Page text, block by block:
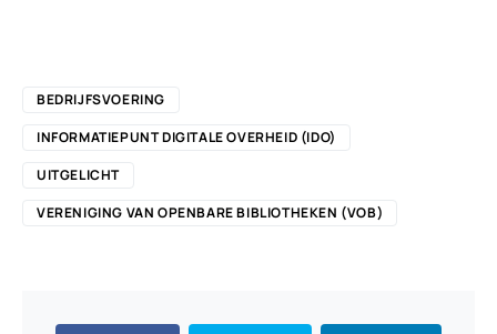
BEDRIJFSVOERING
INFORMATIEPUNT DIGITALE OVERHEID (IDO)
UITGELICHT
VERENIGING VAN OPENBARE BIBLIOTHEKEN (VOB)